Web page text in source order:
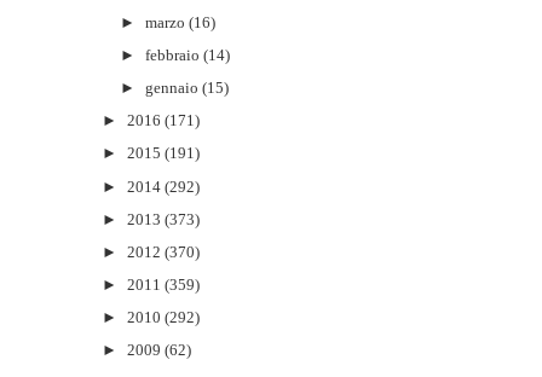
►marzo (16)
►febbraio (14)
►gennaio (15)
► 2016 (171)
► 2015 (191)
► 2014 (292)
► 2013 (373)
► 2012 (370)
► 2011 (359)
► 2010 (292)
► 2009 (62)